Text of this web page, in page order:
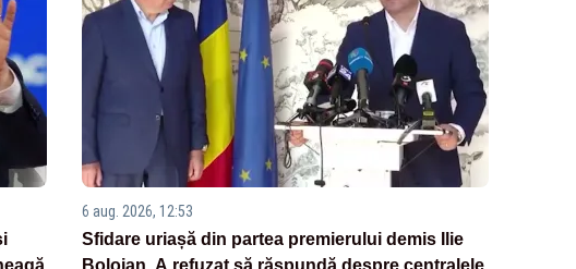
6 aug. 2026, 12:53
Sfidare uriașă din partea premierului demis Ilie